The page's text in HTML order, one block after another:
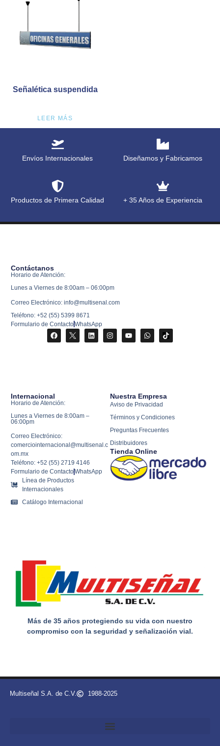
Señalética suspendida
LEER MÁS
Envíos Internacionales Diseñamos y Fabricamos
Productos de Primera Calidad + 35 Años de Experiencia
Más de 35 años protegiendo su vida con nuestro
compromiso con la seguridad y señalización vial.
Nuestra Empresa
Aviso de Privacidad
Términos y Condiciones
Preguntas Frecuentes
Distribuidores
Tienda Online
Internacional
Horario de Atención:
Lunes a Viernes de 8:00am –
06:00pm
Correo Electrónico:
comerciointernacional@multisenal.c
om.mx
Teléfono: +52 (55) 2719 4146
Formulario de ContactoWhatsApp
Línea de Productos
Internacionales
Catálogo Internacional
Contáctanos
Horario de Atención:
Lunes a Viernes de 8:00am – 06:00pm
Correo Electrónico: info@multisenal.com
Teléfono: +52 (55) 5399 8671
Formulario de ContactoWhatsApp
Multiseñal S.A. de C.V. 1988-2025